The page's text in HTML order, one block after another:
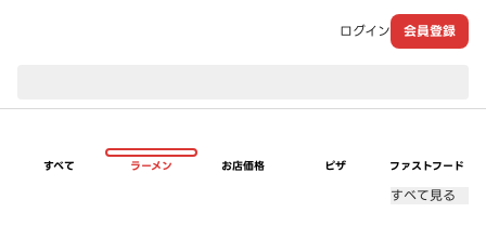
ログイン 会員登録
すべて ラーメン お店価格 ピザ ファストフード
すべて見る